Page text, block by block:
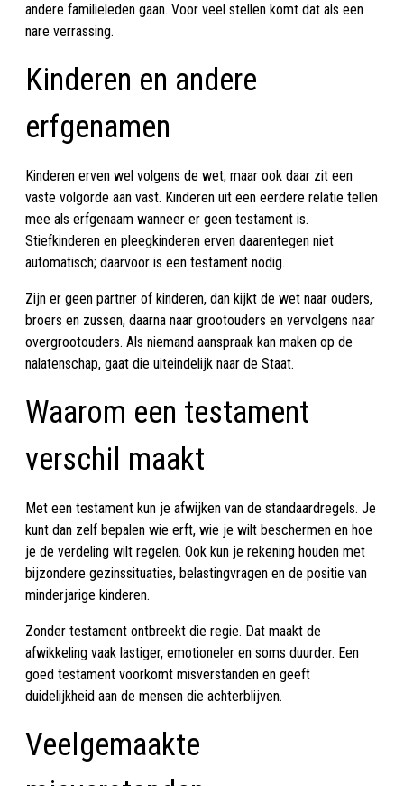
andere familieleden gaan. Voor veel stellen komt dat als een
nare verrassing.
Kinderen en andere
erfgenamen
Kinderen erven wel volgens de wet, maar ook daar zit een
vaste volgorde aan vast. Kinderen uit een eerdere relatie tellen
mee als erfgenaam wanneer er geen testament is.
Stiefkinderen en pleegkinderen erven daarentegen niet
automatisch; daarvoor is een testament nodig.
Zijn er geen partner of kinderen, dan kijkt de wet naar ouders,
broers en zussen, daarna naar grootouders en vervolgens naar
overgrootouders. Als niemand aanspraak kan maken op de
nalatenschap, gaat die uiteindelijk naar de Staat.
Waarom een testament
verschil maakt
Met een testament kun je afwijken van de standaardregels. Je
kunt dan zelf bepalen wie erft, wie je wilt beschermen en hoe
je de verdeling wilt regelen. Ook kun je rekening houden met
bijzondere gezinssituaties, belastingvragen en de positie van
minderjarige kinderen.
Zonder testament ontbreekt die regie. Dat maakt de
afwikkeling vaak lastiger, emotioneler en soms duurder. Een
goed testament voorkomt misverstanden en geeft
duidelijkheid aan de mensen die achterblijven.
Veelgemaakte